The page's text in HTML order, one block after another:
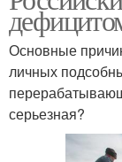
Основные
личных
серьезная?